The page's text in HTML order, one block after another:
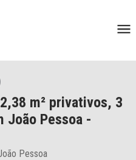
m² privativos, 3
João Pessoa -
Pessoa